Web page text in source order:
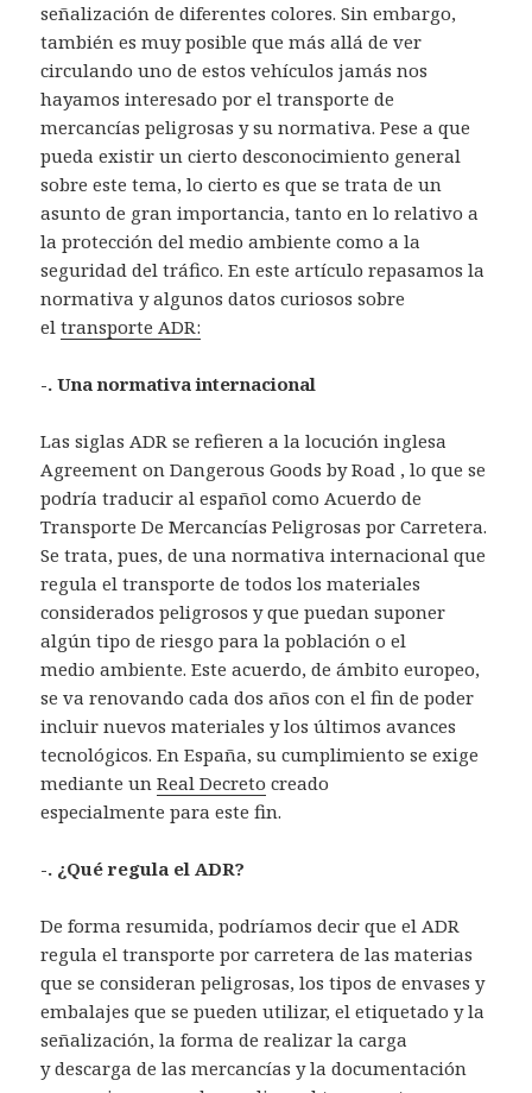
señalización de diferentes colores. Sin embargo,
también es muy posible que más allá de ver
circulando uno de estos vehículos jamás nos
hayamos interesado por el transporte de
mercancías peligrosas y su normativa. Pese a que
pueda existir un cierto desconocimiento general
sobre este tema, lo cierto es que se trata de un
asunto de gran importancia, tanto en lo relativo a
la protección del medio ambiente como a la
seguridad del tráfico. En este artículo repasamos la
normativa y algunos datos curiosos sobre
eltransporte ADR:
-. Una normativa internacional
Las siglas ADR se refieren a la locución inglesa
Agreement on Dangerous Goods by Road , lo que se
podría traducir al español como Acuerdo de
Transporte De Mercancías Peligrosas por Carretera.
Se trata, pues, de una normativa internacional que
regula el transporte de todos los materiales
considerados peligrosos y que puedan suponer
algún tipo de riesgo para la población o el
medio ambiente. Este acuerdo, de ámbito europeo,
se va renovando cada dos años con el fin de poder
incluir nuevos materiales y los últimos avances
tecnológicos. En España, su cumplimiento se exige
mediante unReal Decreto creado
especialmente para este fin.
-. ¿Qué regula el ADR?
De forma resumida, podríamos decir que el ADR
regula el transporte por carretera de las materias
que se consideran peligrosas, los tipos de envases y
embalajes que se pueden utilizar, el etiquetado y la
señalización, la forma de realizar la carga
y descarga de las mercancías y la documentación